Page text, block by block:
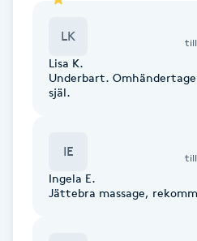
Friskvård
Friskvårdsmassage
LK till
Lisa K.
Underbart.
själ.
IE till
Ingela E.
Jättebra massage,